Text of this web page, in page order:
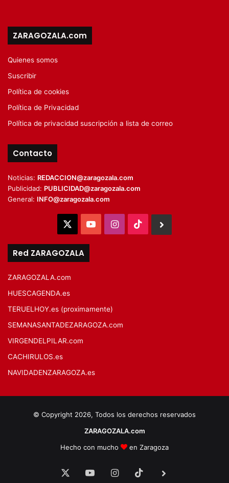
ZARAGOZALA.com
Quienes somos
Suscribir
Política de cookies
Política de Privacidad
Política de privacidad suscripción a lista de correo
Contacto
Noticias: REDACCION@zaragozala.com
Publicidad: PUBLICIDAD@zaragozala.com
General: INFO@zaragozala.com
YouTubeInstagram
TikTok
Red ZARAGOZALA
ZARAGOZALA.com
HUESCAGENDA.es
TERUELHOY.es (proximamente)
SEMANASANTADEZARAGOZA.com
VIRGENDELPILAR.com
CACHIRULOS.es
NAVIDADENZARAGOZA.es
© Copyright 2026, Todos los derechos reservados
ZARAGOZALA.com
Hecho con mucho
en Zaragoza
YouTubeInstagram
TikTok